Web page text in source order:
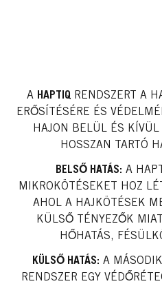
A HAPTIQ RENDSZERT A
ERŐSÍTÉSÉRE ÉS
HAJON BELÜL ÉS
HOSSZAN TARTÓ
BELSŐ HATÁS: A
MIKROKÖTÉSEKET HOZ
AHOL A HAJKÖTÉSEK
KÜLSŐ TÉNYEZŐK
HŐHATÁS,
KÜLSŐ HATÁS: A
RENDSZER EGY